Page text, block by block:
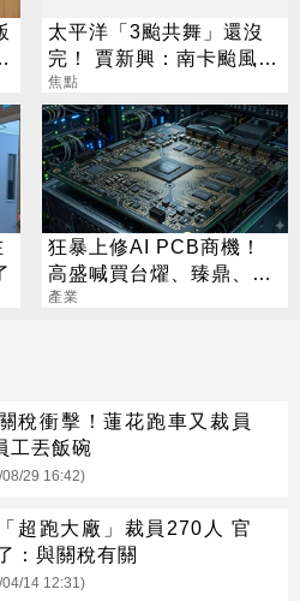
太平洋「3颱共舞」還沒
完！ 賈新興：南卡颱風最
快今生成
焦點
狂暴上修AI PCB商機！
高盛喊買台燿、臻鼎、台
產業
稅衝擊！蓮花跑車又裁員
工丟飯碗
29 16:42)
超跑大廠」裁員270人 官
：與關稅有關
14 12:31)